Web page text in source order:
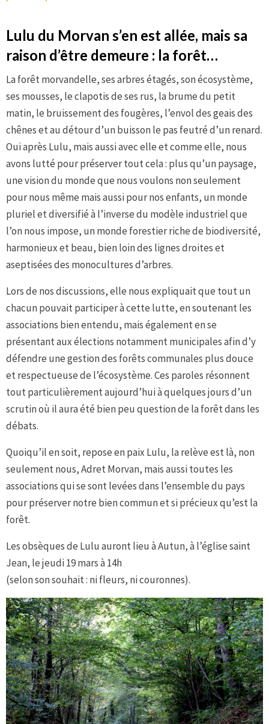
Lulu du Morvan s’en est allée, mais sa
raison d’être demeure : la forêt…
La forêt morvandelle, ses arbres étagés, son écosystème,
ses mousses, le clapotis de ses rus, la brume du petit
matin, le bruissement des fougères, l’envol des geais des
chênes et au détour d’un buisson le pas feutré d’un renard.
Oui après Lulu, mais aussi avec elle et comme elle, nous
avons lutté pour préserver tout cela : plus qu’un paysage,
une vision du monde que nous voulons non seulement
pour nous même mais aussi pour nos enfants, un monde
pluriel et diversifié à l’inverse du modèle industriel que
l’on nous impose, un monde forestier riche de biodiversité,
harmonieux et beau, bien loin des lignes droites et
aseptisées des monocultures d’arbres.
Lors de nos discussions, elle nous expliquait que tout un
chacun pouvait participer à cette lutte, en soutenant les
associations bien entendu, mais également en se
présentant aux élections notamment municipales afin d’y
défendre une gestion des forêts communales plus douce
et respectueuse de l’écosystème. Ces paroles résonnent
tout particulièrement aujourd’hui à quelques jours d’un
scrutin où il aura été bien peu question de la forêt dans les
débats.
Quoiqu’il en soit, repose en paix Lulu, la relève est là, non
seulement nous, Adret Morvan, mais aussi toutes les
associations qui se sont levées dans l’ensemble du pays
pour préserver notre bien commun et si précieux qu’est la
forêt.
Les obsèques de Lulu auront lieu à Autun, à l’église saint
Jean, le jeudi 19 mars à 14h
(selon son souhait : ni fleurs, ni couronnes).